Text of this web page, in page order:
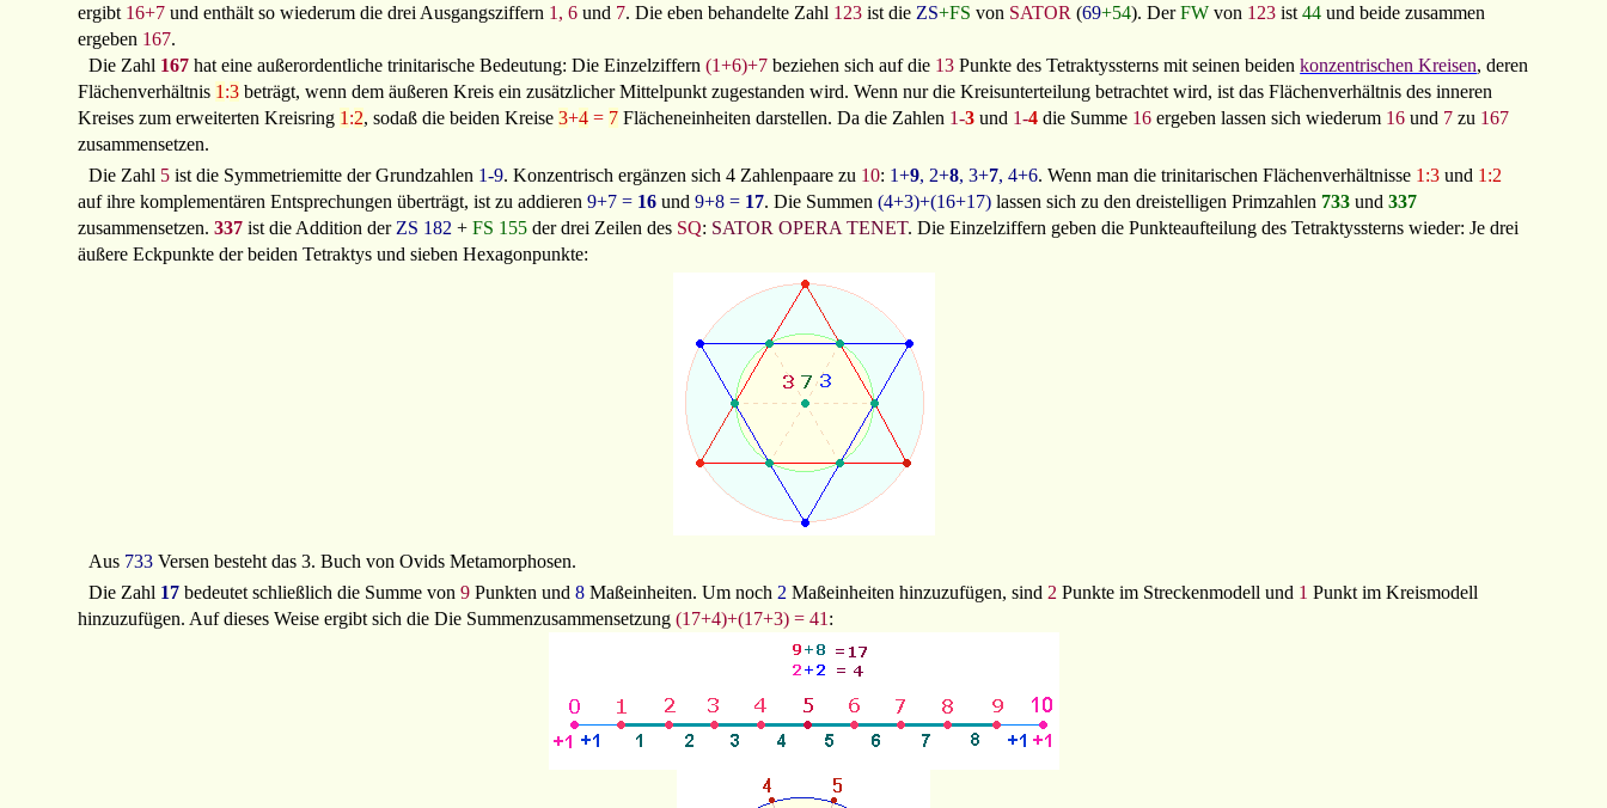
ergibt 16+7und enthält so wiederum die drei Ausgangsziffern 1, 6und 7. Die eben behandelte Zahl 123ist die ZS+FS von SATOR (69+54). DerFWvon 123ist 44und beide zusammen
ergeben 167.
Die Zahl 167hat eine außerordentliche trinitarische Bedeutung: Die Einzelziffern(1+6)+7 beziehen sich auf die 13 Punkte des Tetraktyssterns mit seinen beidenkonzentrischen Kreisen, deren
Flächenverhältnis 1 :3beträgt, wenn dem äußeren Kreis ein zusätzlicher Mittelpunkt zugestanden wird. Wenn nur die Kreisunterteilung betrachtet wird, ist das Flächenverhältnis des inneren
Kreises zum erweiterten Kreisring 1 :2, sodaß die beiden Kreise 3+4= 7Flächeneinheiten darstellen. Da die Zahlen 1-3und 1-4die Summe 16ergeben lassen sich wiederum 16und 7zu 167
zusammensetzen.
Die Zahl 5 ist die Symmetriemitte der Grundzahlen 1-9. Konzentrisch ergänzen sich 4 Zahlenpaare zu 10: 1+9, 2+8, 3+7, 4+6. Wenn man die trinitarischen Flächenverhältnisse 1:3 und 1:2
auf ihre komplementären Entsprechungen überträgt, ist zu addieren 9+7 = 16und 9+8 = 17. Die Summen (4+3)+(16+17)lassen sich zu den dreistelligen Primzahlen 733und 337
zusammensetzen. 337ist die Addition der ZS 182 + FS 155der drei Zeilen des SQ: SATOR OPERA TENET. Die Einzelziffern geben die Punkteaufteilung des Tetraktyssterns wieder: Je drei
äußere Eckpunkte der beiden Tetraktys und sieben Hexagonpunkte:
Aus 733 Versen besteht das 3. Buch von Ovids Metamorphosen.
Die Zahl 17 bedeutet schließlich die Summe von9 Punkten und8 Maßeinheiten. Um noch 2 Maßeinheiten hinzuzufügen, sind 2 Punkte im Streckenmodell und 1 Punkt im Kreismodell
hinzuzufügen. Auf dieses Weise ergibt sich die Die Summenzusammensetzung (17+4)+(17+3) = 41 :